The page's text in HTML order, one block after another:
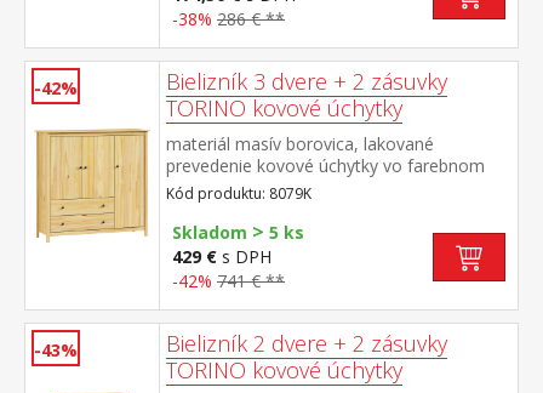
-38% 286 € **
-42%
Bielizník 3 dvere + 2 zásuvky
TORINO kovové úchytky
materiál masív borovica, lakované
prevedenie kovové úchytky vo farebnom
prevedení černená mosadz 3 dvierka a 2
zásuvky s kovovými pojazdmi
Kód produktu: 8079K
Skladom > 5 ks
429 € s DPH
-42% 741 € **
-43%
Bielizník 2 dvere + 2 zásuvky
TORINO kovové úchytky